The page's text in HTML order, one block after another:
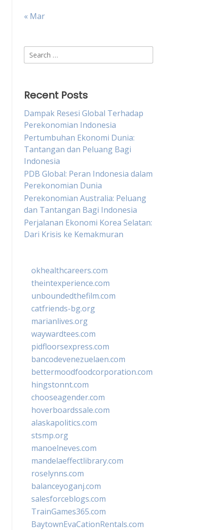
« Mar
Search
for:
Recent Posts
Dampak Resesi Global Terhadap
Perekonomian Indonesia
Pertumbuhan Ekonomi Dunia:
Tantangan dan Peluang Bagi
Indonesia
PDB Global: Peran Indonesia dalam
Perekonomian Dunia
Perekonomian Australia: Peluang
dan Tantangan Bagi Indonesia
Perjalanan Ekonomi Korea Selatan:
Dari Krisis ke Kemakmuran
okhealthcareers.com
theintexperience.com
unboundedthefilm.com
catfriends-bg.org
marianlives.org
waywardtees.com
pidfloorsexpress.com
bancodevenezuelaen.com
bettermoodfoodcorporation.com
hingstonnt.com
chooseagender.com
hoverboardssale.com
alaskapolitics.com
stsmp.org
manoelneves.com
mandelaeffectlibrary.com
roselynns.com
balanceyoganj.com
salesforceblogs.com
TrainGames365.com
BaytownEvaCationRentals.com